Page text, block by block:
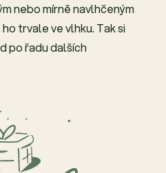
nebo mírně navlhčeným
trvale ve vlhku. Tak si
po řadu dalších